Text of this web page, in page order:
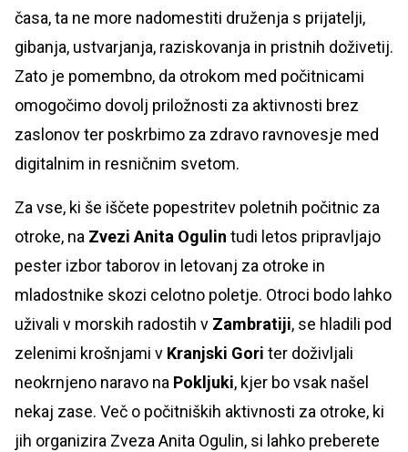
časa, ta ne more nadomestiti druženja s prijatelji,
gibanja, ustvarjanja, raziskovanja in pristnih doživetij.
Zato je pomembno, da otrokom med počitnicami
omogočimo dovolj priložnosti za aktivnosti brez
zaslonov ter poskrbimo za zdravo ravnovesje med
digitalnim in resničnim svetom.
Za vse, ki še iščete popestritev poletnih počitnic za
otroke, na Zvezi Anita Ogulin tudi letos pripravljajo
pester izbor taborov in letovanj za otroke in
mladostnike skozi celotno poletje. Otroci bodo lahko
uživali v morskih radostih v Zambratiji, se hladili pod
zelenimi krošnjami v Kranjski Gori ter doživljali
neokrnjeno naravo na Pokljuki, kjer bo vsak našel
nekaj zase. Več o počitniških aktivnosti za otroke, ki
jih organizira Zveza Anita Ogulin, si lahko preberete